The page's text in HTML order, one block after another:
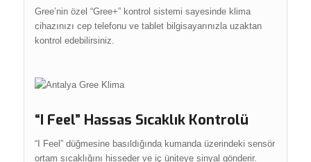
Gree’nin özel “Gree+” kontrol sistemi sayesinde klima
cihazınızı cep telefonu ve tablet bilgisayarınızla uzaktan
kontrol edebilirsiniz.
“I Feel” Hassas Sıcaklık Kontrolü
“I Feel” düğmesine basıldığında kumanda üzerindeki sensör
ortam sıcaklığını hisseder ve iç üniteye sinyal gönderir.